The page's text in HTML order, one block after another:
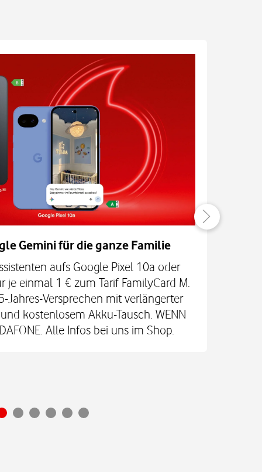
Gemini für die ganze Familie
aufs Google Pixel 10a oder
je einmal 1 € zum Tarif FamilyCard M.
Jahres-Versprechen mit verlängerter
kostenlosem Akku-Tausch. WENN
Alle Infos bei uns im Shop.